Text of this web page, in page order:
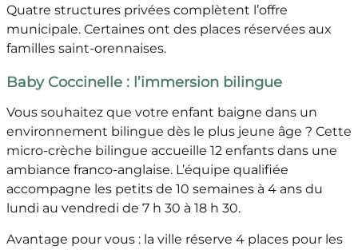
Quatre structures privées complètent l’offre
municipale. Certaines ont des places réservées aux
familles saint-orennaises.
Baby Coccinelle : l’immersion bilingue
Vous souhaitez que votre enfant baigne dans un
environnement bilingue dès le plus jeune âge ? Cette
micro-crèche bilingue accueille 12 enfants dans une
ambiance franco-anglaise. L’équipe qualifiée
accompagne les petits de 10 semaines à 4 ans du
lundi au vendredi de 7 h 30 à 18 h 30.
Avantage pour vous : la ville réserve 4 places pour les